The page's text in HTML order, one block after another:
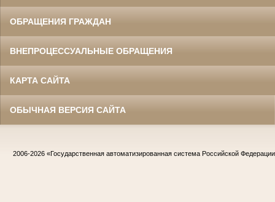
ОБРАЩЕНИЯ ГРАЖДАН
ВНЕПРОЦЕССУАЛЬНЫЕ ОБРАЩЕНИЯ
КАРТА САЙТА
ОБЫЧНАЯ ВЕРСИЯ САЙТА
2006-2026 «Государственная автоматизированная система Российской